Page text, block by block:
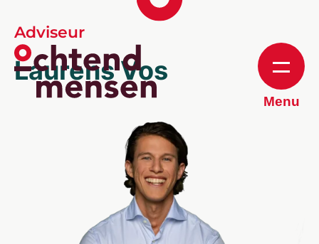
Menu
Adviseur
Laurens Vos